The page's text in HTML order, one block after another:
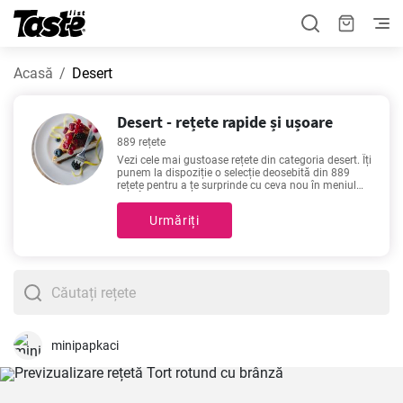
Acasă Desert
Desert - rețete rapide și ușoare
889 rețete
Vezi cele mai gustoase rețete din categoria desert. Îți
punem la dispoziție o selecție deosebită din 889
rețete pentru a țe surprinde cu ceva nou în meniul
rețete de calitate? Timpul de preparare pentru
următoarele rețete este de 1 - 405 minute. Pentru
Urmăriți
minipapkaci